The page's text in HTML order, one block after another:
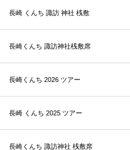
長崎 くんち 諏訪 神社 桟敷
長崎くんち 諏訪神社桟敷席
長崎くんち 2026 ツアー
長崎 くんち 2025 ツアー
長崎くんち 諏訪神社 桟敷席